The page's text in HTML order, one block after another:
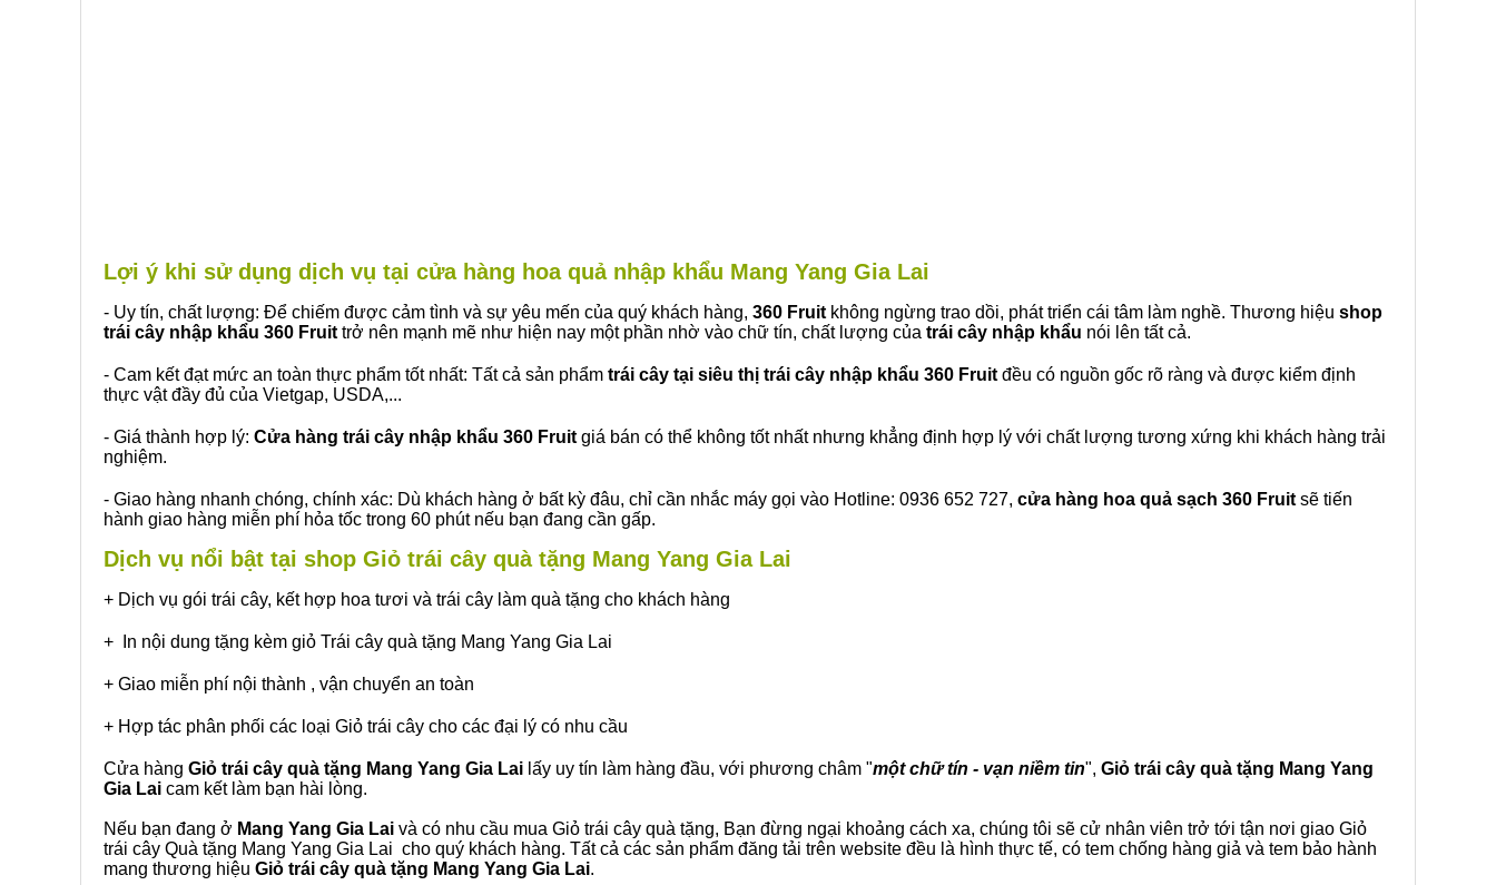
Lợi ý khi sử dụng dịch vụ tại cửa hàng hoa quả nhập khẩu Mang Yang Gia Lai
- Uy tín, chất lượng: Để chiếm được cảm tình và sự yêu mến của quý khách hàng, 360 Fruit không ngừng trao dồi, phát triển cái tâm làm nghề. Thương hiệu shop
trái cây nhập khẩu 360 Fruit trở nên mạnh mẽ như hiện nay một phần nhờ vào chữ tín, chất lượng của trái cây nhập khẩu nói lên tất cả.
- Cam kết đạt mức an toàn thực phẩm tốt nhất: Tất cả sản phẩm trái cây tại siêu thị trái cây nhập khẩu 360 Fruit đều có nguồn gốc rõ ràng và được kiểm định
thực vật đầy đủ của Vietgap, USDA,...
- Giá thành hợp lý: Cửa hàng trái cây nhập khẩu 360 Fruit giá bán có thể không tốt nhất nhưng khẳng định hợp lý với chất lượng tương xứng khi khách hàng trải
nghiệm.
- Giao hàng nhanh chóng, chính xác: Dù khách hàng ở bất kỳ đâu, chỉ cần nhắc máy gọi vào Hotline: 0936 652 727, cửa hàng hoa quả sạch 360 Fruit sẽ tiến
hành giao hàng miễn phí hỏa tốc trong 60 phút nếu bạn đang cần gấp.
Dịch vụ nổi bật tại shop Giỏ trái cây quà tặng Mang Yang Gia Lai
+ Dịch vụ gói trái cây, kết hợp hoa tươi và trái cây làm quà tặng cho khách hàng
+ In nội dung tặng kèm giỏ Trái cây quà tặng Mang Yang Gia Lai
+ Giao miễn phí nội thành , vận chuyển an toàn
+ Hợp tác phân phối các loại Giỏ trái cây cho các đại lý có nhu cầu
Cửa hàng Giỏ trái cây quà tặng Mang Yang Gia Lai lấy uy tín làm hàng đầu, với phương châm "một chữ tín - vạn niềm tin", Giỏ trái cây quà tặng Mang Yang
Gia Lai cam kết làm bạn hài lòng.
Nếu bạn đang ở Mang Yang Gia Lai và có nhu cầu mua Giỏ trái cây quà tặng, Bạn đừng ngại khoảng cách xa, chúng tôi sẽ cử nhân viên trở tới tận nơi giao Giỏ
trái cây Quà tặng Mang Yang Gia Lai cho quý khách hàng. Tất cả các sản phẩm đăng tải trên website đều là hình thực tế, có tem chống hàng giả và tem bảo hành
mang thương hiệu Giỏ trái cây quà tặng Mang Yang Gia Lai.